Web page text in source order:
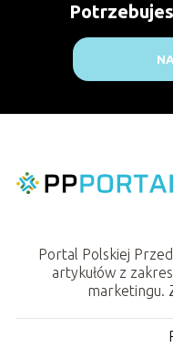
Portal Polskiej
artykułów z
marketingu.